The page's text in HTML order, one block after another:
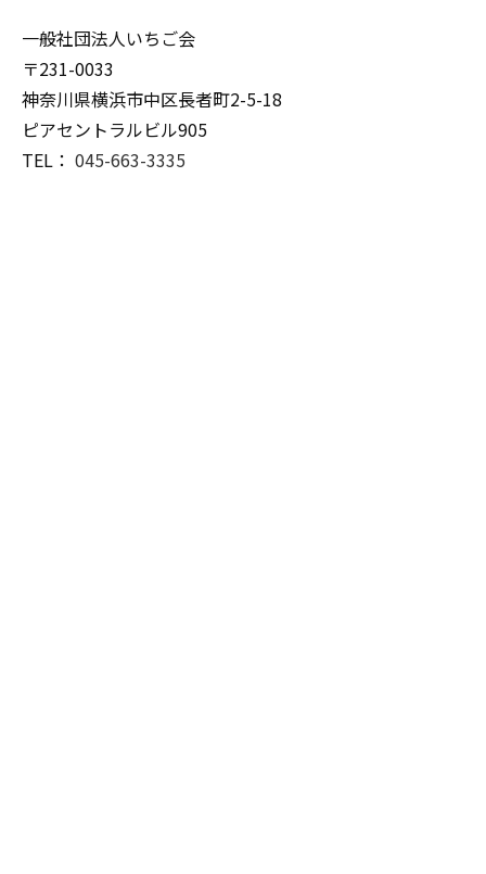
一般社団法人いちご会
〒231-0033
神奈川県横浜市中区長者町2-5-18
ピアセントラルビル905
TEL： 045-663-3335